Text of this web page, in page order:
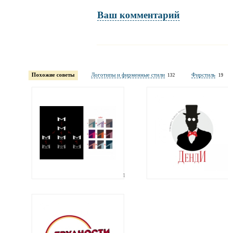
Ваш комментарий
обязательны полностью для публикации
Электронная
Похожие советы Логотипы и фирменные стили 132 Фирстиль 19
1